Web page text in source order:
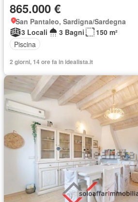
865.000 €
San Pantaleo, Sardigna/Sardegna
3 Locali
3 Bagni
150 m²
Piscina
2 giorni, 14 ore fa in idealista.it